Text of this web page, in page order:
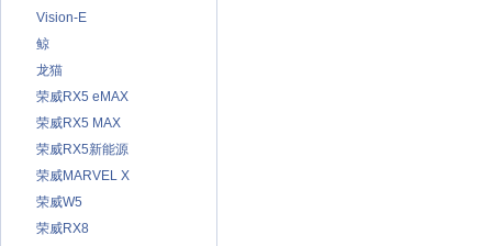
Vision-E
鲸
龙猫
荣威RX5 eMAX
荣威RX5 MAX
荣威RX5新能源
荣威MARVEL X
荣威W5
荣威RX8